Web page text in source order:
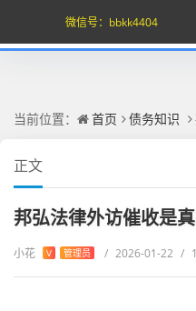
当前位置： 首页 债务知识
正文
邦弘法律外访催收是
小花 V 管理员 / 2026-01-22 /
微信号： bbkk4404